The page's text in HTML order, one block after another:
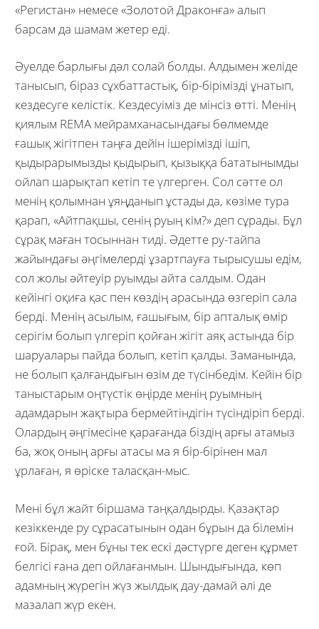
«Регистан» немесе «Золотой Драконға» алып
барсам да шамам жетер еді.
Әуелде барлығы дәл солай болды. Алдымен желіде
танысып, біраз сұхбаттастық, бір-бірімізді ұнатып,
кездесуге келістік. Кездесуіміз де мінсіз өтті. Менің
қиялым REMA мейрамханасындағы бөлмемде
ғашық жігітпен таңға дейін ішерімізді ішіп,
қыдырарымызды қыдырып, қызыққа бататынымды
ойлап шарықтап кетіп те үлгерген. Сол сәтте ол
менің қолымнан ұяңданып ұстады да, көзіме тура
қарап, «Айтпақшы, сенің руың кім?» деп сұрады. Бұл
сұрақ маған тосыннан тиді. Әдетте ру-тайпа
жайындағы әңгімелерді ұзартпауға тырысушы едім,
сол жолы әйтеуір руымды айта салдым. Одан
кейінгі оқиға қас пен көздің арасында өзгеріп сала
берді. Менің асылым, ғашығым, бір апталық өмір
серігім болып үлгеріп қойған жігіт аяқ астында бір
шаруалары пайда болып, кетіп қалды. Заманында,
не болып қалғандығын өзім де түсінбедім. Кейін бір
таныстарым оңтүстік өңірде менің руымның
адамдарын жақтыра бермейтіндігін түсіндіріп берді.
Олардың әңгімесіне қарағанда біздің арғы атамыз
ба, жоқ оның арғы атасы ма я бір-бірінен мал
ұрлаған, я өріске таласқан-мыс.
Мені бұл жайт біршама таңқалдырды. Қазақтар
кезіккенде ру сұрасатынын одан бұрын да білемін
ғой. Бірақ, мен бұны тек ескі дәстүрге деген құрмет
белгісі ғана деп ойлағанмын. Шындығында, көп
адамның жүрегін жүз жылдық дау-дамай әлі де
мазалап жүр екен.